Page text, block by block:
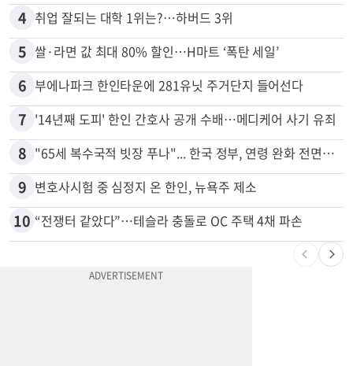
3 5주간 차 안 몰면 최대 600불 지급
4 취업 잘되는 대학 1위는?…하버드 3위
5 쌀·라면 값 최대 80% 할인…H마트 ‘폭탄 세일’
6 부에나파크 한인타운에 281유닛 주거단지 들어선다
7 '14년째 도피' 한인 간호사 공개 수배…메디케어 사기 유죄
8
9 변호사시험 중 심정지 온 한인, 뉴욕주 제소
“전쟁터 같았다”…테슬라 충돌로 OC 주택 4채 파손